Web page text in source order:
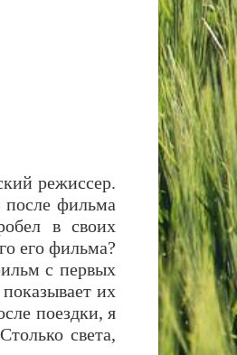
режиссер.
фильма
в своих
его фильма?
с первых
их
поездки, я
света,